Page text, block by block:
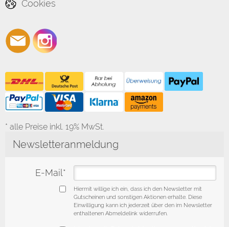
Cookies
* alle Preise inkl. 19% MwSt.